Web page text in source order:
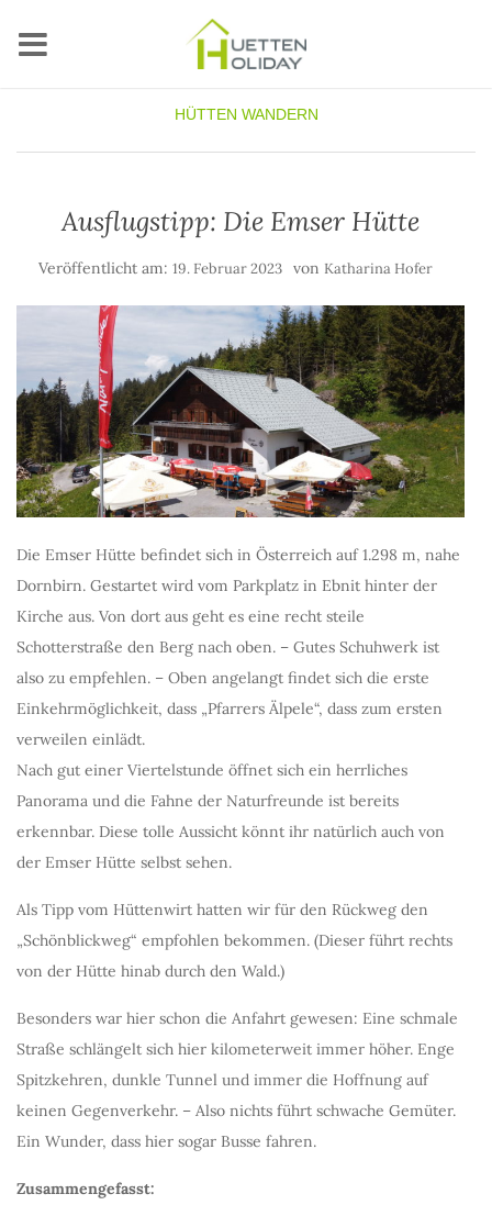
HÜTTEN WANDERN
Ausflugstipp: Die Emser Hütte
Veröffentlicht am: 19. Februar 2023 von Katharina Hofer
Die Emser Hütte befindet sich in Österreich auf 1.298 m, nahe
Dornbirn. Gestartet wird vom Parkplatz in Ebnit hinter der
Kirche aus. Von dort aus geht es eine recht steile
Schotterstraße den Berg nach oben. – Gutes Schuhwerk ist
also zu empfehlen. – Oben angelangt findet sich die erste
Einkehrmöglichkeit, dass „Pfarrers Älpele“, dass zum ersten
verweilen einlädt.
Nach gut einer Viertelstunde öffnet sich ein herrliches
Panorama und die Fahne der Naturfreunde ist bereits
erkennbar. Diese tolle Aussicht könnt ihr natürlich auch von
der Emser Hütte selbst sehen.
Als Tipp vom Hüttenwirt hatten wir für den Rückweg den
„Schönblickweg“ empfohlen bekommen. (Dieser führt rechts
von der Hütte hinab durch den Wald.)
Besonders war hier schon die Anfahrt gewesen: Eine schmale
Straße schlängelt sich hier kilometerweit immer höher. Enge
Spitzkehren, dunkle Tunnel und immer die Hoffnung auf
keinen Gegenverkehr. – Also nichts führt schwache Gemüter.
Ein Wunder, dass hier sogar Busse fahren.
Zusammengefasst: